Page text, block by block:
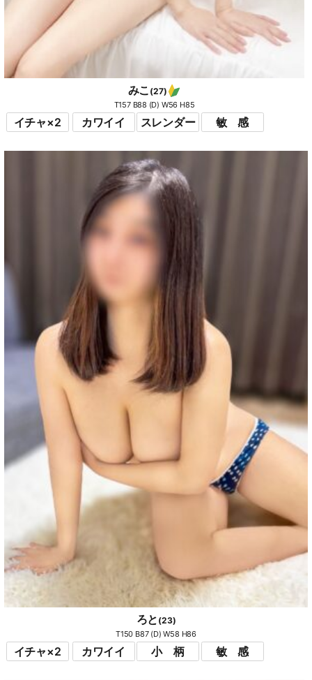
みこ (27)
T157 B88 (D) W56 H85
イチャ×2 カワイイ スレンダー 敏 感
ろと (23)
T150 B87 (D) W58 H86
イチャ×2 カワイイ 小 柄 敏 感